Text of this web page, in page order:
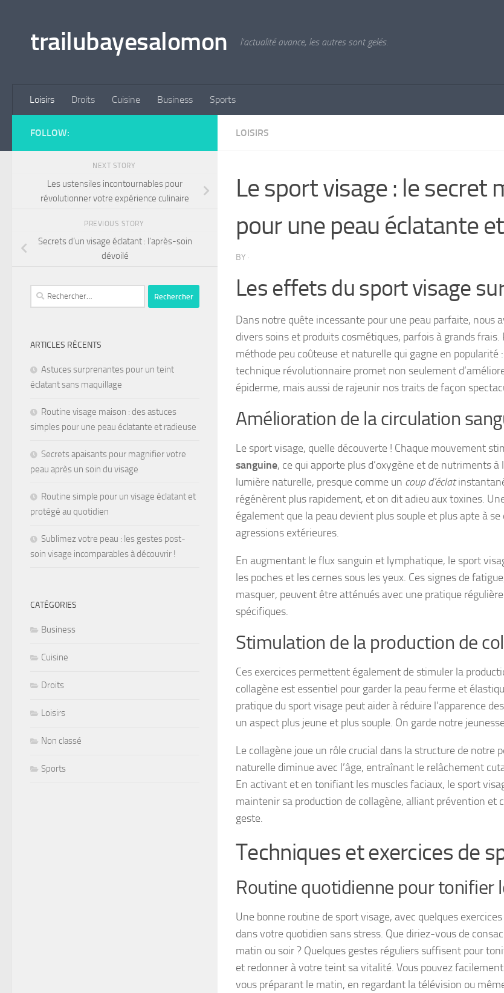
trailubayesalomon l'actualité avance, les autres sont gelés.
Loisirs Droits Cuisine Business Sports
LOISIRS
Le sport visage : le secret
pour une peau éclatante
BY ·
Les effets du sport visage
Dans notre quête incessante pour une peau parfaite, nous
divers soins et produits cosmétiques, parfois à grands
méthode peu coûteuse et naturelle qui gagne en popularité
technique révolutionnaire promet non seulement
épiderme, mais aussi de rajeunir nos traits de façon
Amélioration de la circulation
Le sport visage, quelle découverte ! Chaque mouvement
sanguine, ce qui apporte plus d’oxygène et de nutriments à
lumière naturelle, presque comme un coup d’éclat
régénèrent plus rapidement, et on dit adieu aux toxines.
également que la peau devient plus souple et plus apte à
agressions extérieures.
En augmentant le flux sanguin et lymphatique, le sport
les poches et les cernes sous les yeux. Ces signes de
masquer, peuvent être atténués avec une pratique
spécifiques.
Stimulation de la production de
Ces exercices permettent également de stimuler la
collagène est essentiel pour garder la peau ferme et
pratique du sport visage peut aider à réduire l’apparence
un aspect plus jeune et plus souple. On garde notre
Le collagène joue un rôle crucial dans la structure de notre
naturelle diminue avec l’âge, entraînant le relâchement
En activant et en tonifiant les muscles faciaux, le sport
maintenir sa production de collagène, alliant prévention et
geste.
Techniques et exercices de
Routine quotidienne pour tonifier
Une bonne routine de sport visage, avec quelques
dans votre quotidien sans stress. Que diriez-vous de
matin ou soir ? Quelques gestes réguliers suffisent pour
et redonner à votre teint sa vitalité. Vous pouvez
vous préparant le matin, en regardant la télévision ou
FOLLOW:
NEXT STORY
Les ustensiles incontournables pour
révolutionner votre expérience culinaire
PREVIOUS STORY
Secrets d’un visage éclatant : l’après-soin
dévoilé
ARTICLES RÉCENTS
Astuces surprenantes pour un teint
éclatant sans maquillage
Routine visage maison : des astuces
simples pour une peau éclatante et radieuse
Secrets apaisants pour magnifier votre
peau après un soin du visage
Routine simple pour un visage éclatant et
protégé au quotidien
Sublimez votre peau : les gestes post-
soin visage incomparables à découvrir !
CATÉGORIES
Business
Cuisine
Droits
Loisirs
Non classé
Sports